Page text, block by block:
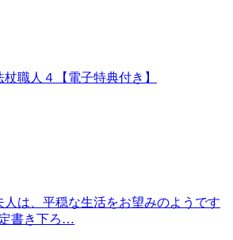
職人４【電子特典付き】
人は、平穏な生活をお望みのようです
書き下ろ…